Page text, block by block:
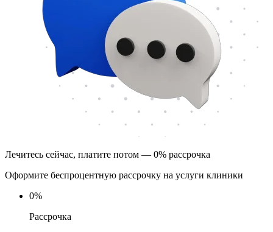
Лечитесь сейчас, платите потом — 0% рассрочка
Оформите беспроцентную рассрочку на услуги клиники
0%
Рассрочка